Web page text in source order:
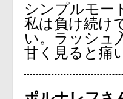
シンプルモー
私は負け続け
い。ラッシュ
甘く見ると痛